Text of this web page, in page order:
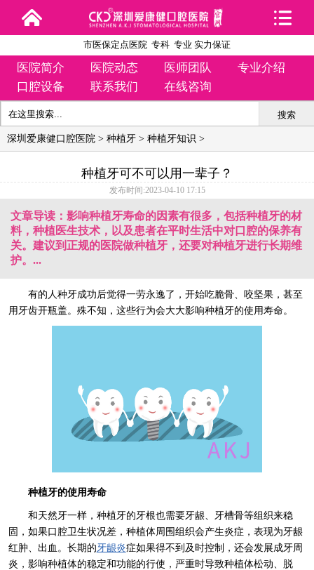
市医保定点医院 专科 专业 实力保证
医院简介 医院动态 医师团队
专业介绍
口腔设备
联系我们 在线咨询
搜索
深圳爱康健口腔医院 > 种植牙 > 种植牙知识 >
种植牙可不可以用一辈子？
发布时间:2023-04-10 17:15
文章导读：影响种植牙寿命的因素有很多，包括种植牙的材
料，种植医生技术，以及患者在平时生活中对口腔的保养有
关。建议到正规的医院做种植牙，还要对种植牙进行长期维
护。...
有的人种牙成功后觉得一劳永逸了，开始吃脆骨、咬坚果，甚至
用牙齿开瓶盖。殊不知，这些行为会大大影响种植牙的使用寿命。
种植牙的使用寿命
和天然牙一样，种植牙的牙根也需要牙龈、牙槽骨等组织来稳
固，如果口腔卫生状况差，种植体周围组织会产生炎症，表现为牙龈
红肿、出血。长期的牙龈炎症如果得不到及时控制，还会发展成牙周
炎，影响种植体的稳定和功能的行使，严重时导致种植体松动、脱